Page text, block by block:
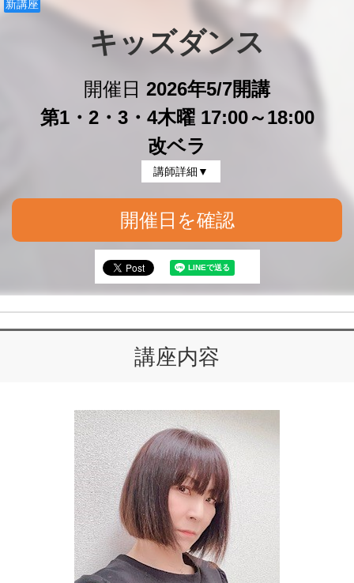
新講座
キッズダンス
開催日 2026年5/7開講
第1・2・3・4木曜 17:00～18:00
改ベラ
講師詳細▼
開催日を確認
講座内容